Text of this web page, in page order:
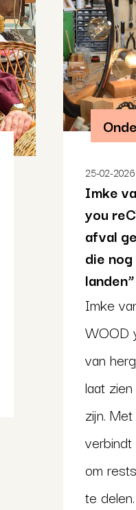
25-02-2026
Imke
you
afval
die
landen”
Imke
WOOD
van
laat
zijn.
om
te delen.